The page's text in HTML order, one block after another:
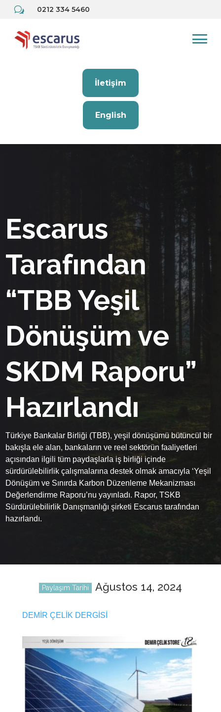
w 0212 334 5460
İletişim
English
Escarus
Tarafından
“TBB Yeşil
Dönüşüm ve
SKDM Raporu”
Hazırlandı
Türkiye Bankalar Birliği (TBB), yeşil dönüşümü bütüncül bir
bakışla ele alan, bankaların ve reel sektörün faaliyetleri
açısından ilgili tüm paydaşlarla iş birliği içinde
sürdürülebilirlik çalışmalarına destek olmak amacıyla ‘Yeşil
Dönüşüm ve Sınırda Karbon Düzenleme Mekanizması
Değerlendirme Raporu’nu yayınladı. Rapor, TSKB
Sürdürülebilirlik Danışmanlığı şirketi Escarus tarafından
hazırlandı.
Paylaşım Tarihi Ağustos 14, 2024
DEMİR ÇELİK DERGİSİ